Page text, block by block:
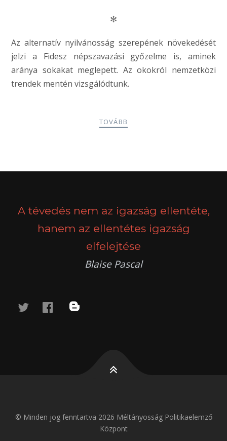
✻
Az alternatív nyilvánosság szerepének növekedését
jelzi a Fidesz népszavazási győzelme is, aminek
aránya sokakat meglepett. Az okokról nemzetközi
trendek mentén vizsgálódtunk.
TOVÁBB
A tévedés nem az igazság ellentéte,
hanem az ellentétes igazság
elfelejtése
Blaise Pascal
twitterfacebook
blog
© Minden jog fenntartva 2026 Méltányosság Politikaelemző
Központ